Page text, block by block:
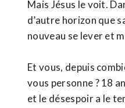
Mais Jésus le voit.
d’autre horizon que
nouveau se lever et
Et vous, depuis
vous personne ? 18
et le désespoir a le